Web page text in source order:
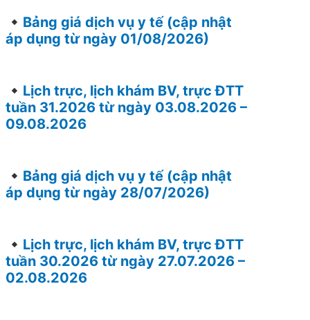
Bảng giá dịch vụ y tế (cập nhật
áp dụng từ ngày 01/08/2026)
Lịch trực, lịch khám BV, trực ĐTT
tuần 31.2026 từ ngày 03.08.2026 –
09.08.2026
Bảng giá dịch vụ y tế (cập nhật
áp dụng từ ngày 28/07/2026)
Lịch trực, lịch khám BV, trực ĐTT
tuần 30.2026 từ ngày 27.07.2026 –
02.08.2026